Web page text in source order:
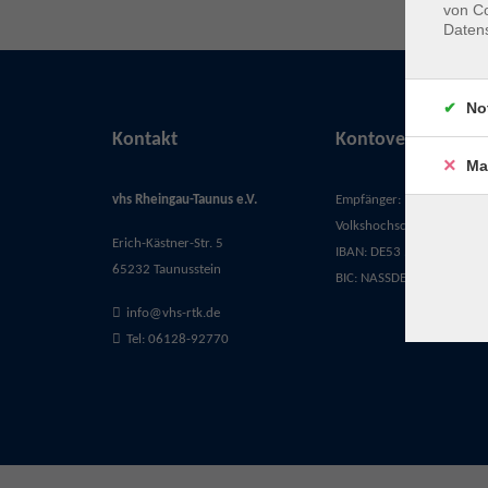
Kontakt
vhs Rheingau-Taunus e.V.
Erich-Kästner-Str. 5
65232 Taunusstein
info@vhs-rtk.de
Tel: 06128-92770
Kontoverbindung
Empfänger:
Volkshochschule Rheingau-
IBAN: DE53 5105 0015
BIC: NASSDE55XXX
von